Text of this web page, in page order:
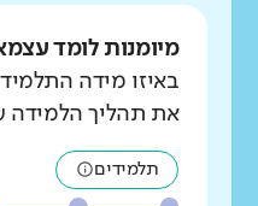
מיומנות לומד
באיזו מידה
את תהליך הלמידה
תלמידים